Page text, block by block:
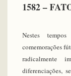
1582 –
Nestes
comemorações
radicalmente
diferenciações,